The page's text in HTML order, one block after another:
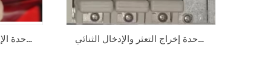
وحدة الإدخال/الإخراج الرقمية 216GA61 HESG112800R1 وحدة إخراج التعثر والإدخال الثنائي ABB 216DB61 HESG324063R100